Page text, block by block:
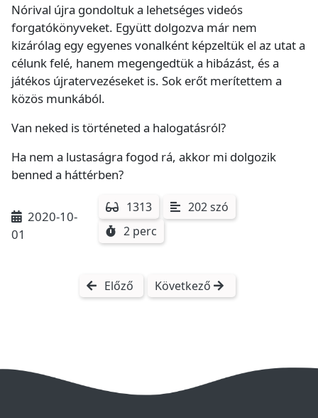
Nórival újra gondoltuk a lehetséges videós
forgatókönyveket. Együtt dolgozva már nem
kizárólag egy egyenes vonalként képzeltük el az utat a
célunk felé, hanem megengedtük a hibázást, és a
játékos újratervezéseket is. Sok erőt merítettem a
közös munkából.
Van neked is történeted a halogatásról?
Ha nem a lustaságra fogod rá, akkor mi dolgozik
benned a háttérben?
2020-10-
01
1313
202 szó
2 perc
Előző Következő